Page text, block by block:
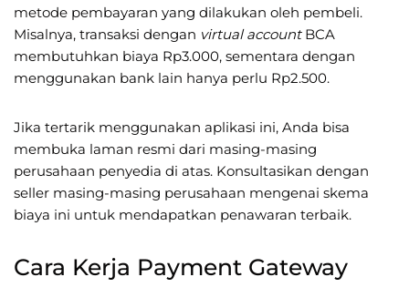
metode pembayaran yang dilakukan oleh pembeli.
Misalnya, transaksi dengan virtual account BCA
membutuhkan biaya Rp3.000, sementara dengan
menggunakan bank lain hanya perlu Rp2.500.
Jika tertarik menggunakan aplikasi ini, Anda bisa
membuka laman resmi dari masing-masing
perusahaan penyedia di atas. Konsultasikan dengan
seller masing-masing perusahaan mengenai skema
biaya ini untuk mendapatkan penawaran terbaik.
Cara Kerja Payment Gateway